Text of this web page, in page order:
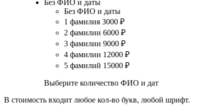
Без ФИО и даты
Без ФИО и даты
1 фамилия 3000 ₽
2 фамилии 6000 ₽
3 фамилии 9000 ₽
4 фамилии 12000 ₽
5 фамилий 15000 ₽
Выберите количество ФИО и дат
В стоимость входит любое кол-во букв, любой шрифт.